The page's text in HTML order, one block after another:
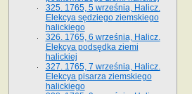
325. 1765, 5 września, Halicz.
Elekcya sędziego ziemskiego
halickiego
326. 1765, 6 września, Halicz.
Elekcya podsędka ziemi
halickiej
327. 1765, 7 września, Halicz.
Elekcya pisarza ziemskiego
halickiego